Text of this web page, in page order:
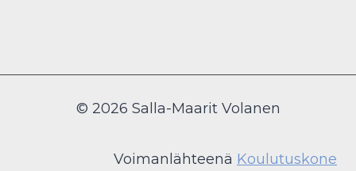
© 2026 Salla-Maarit Volanen
Voimanlähteenä Koulutuskone